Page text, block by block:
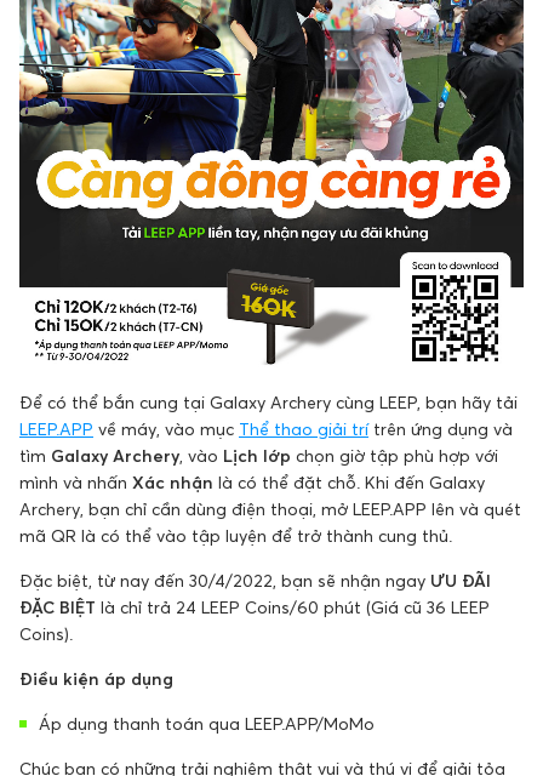
Để có thể bắn cung tại Galaxy Archery cùng LEEP, bạn hãy tải
LEEP.APP về máy, vào mục Thể thao giải trítrên ứng dụng và
tìm Galaxy Archery , vào Lịch lớp chọn giờ tập phù hợp với
mình và nhấn Xác nhận là có thể đặt chỗ. Khi đến Galaxy
Archery, bạn chỉ cần dùng điện thoại, mở LEEP.APP lên và quét
mã QR là có thể vào tập luyện để trở thành cung thủ.
Đặc biệt, từ nay đến 30/4/2022, bạn sẽ nhận ngay ƯU ĐÃI
ĐẶC BIỆT là chỉ trả 24 LEEP Coins/60 phút (Giá cũ 36 LEEP
Coins).
Điều kiện áp dụng
Áp dụng thanh toán qua LEEP.APP/MoMo
Chúc bạn có những trải nghiệm thật vui và thú vị để giải tỏa